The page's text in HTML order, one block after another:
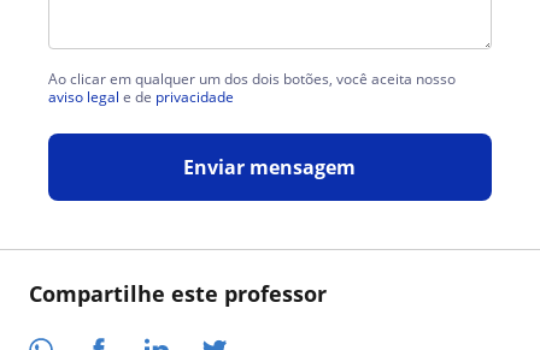
Compartilhe este professor
Ao clicar em qualquer um dos dois botões, você aceita nosso
aviso legal e de privacidade
Enviar mensagem